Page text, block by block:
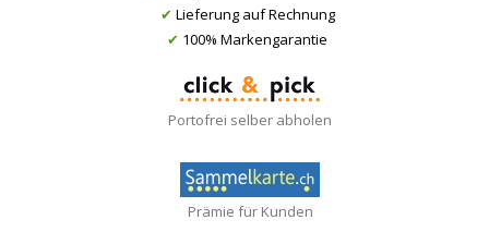
✔ Lieferung auf Rechnung
✔ 100% Markengarantie
Portofrei selber abholen
Prämie für Kunden